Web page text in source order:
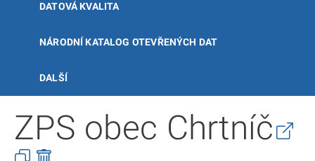
DATOVÁ KVALITA
NÁRODNÍ KATALOG OTEVŘENÝCH DAT
DALŠÍ
ZPS obec Chrtníč